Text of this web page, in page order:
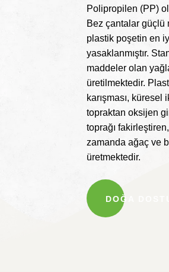
Polipropilen (PP)
Bez çantalar güçlü
plastik poşetin en
yasaklanmıştır.
maddeler olan
üretilmektedir.
karışması,
topraktan oksijen
toprağı
zamanda ağaç ve
üretmektedir.
DOĞA